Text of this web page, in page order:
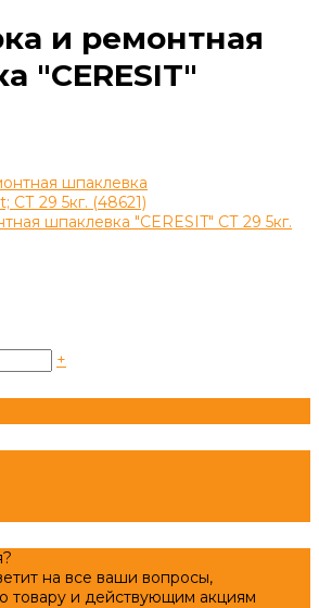
и ремонтная
"CERESIT"
шпаклевка "CERESIT" СТ 29 5кг.
+
на все ваши вопросы,
товару и действующим акциям